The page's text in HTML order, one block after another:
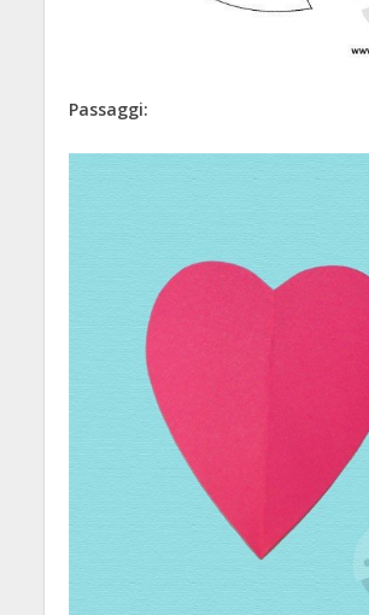
Passaggi: